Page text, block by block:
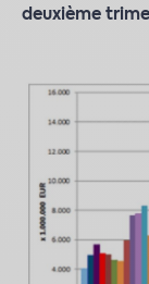
deuxième